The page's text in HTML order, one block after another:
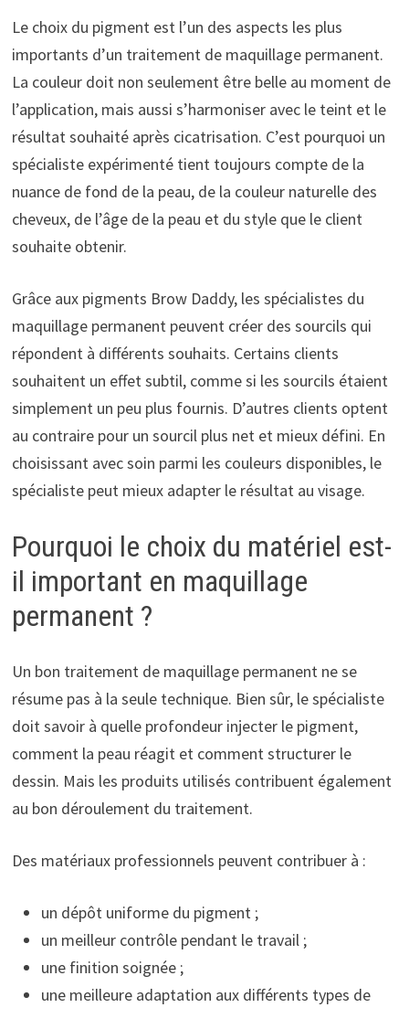
Le choix du pigment est l’un des aspects les plus
importants d’un traitement de maquillage permanent.
La couleur doit non seulement être belle au moment de
l’application, mais aussi s’harmoniser avec le teint et le
résultat souhaité après cicatrisation. C’est pourquoi un
spécialiste expérimenté tient toujours compte de la
nuance de fond de la peau, de la couleur naturelle des
cheveux, de l’âge de la peau et du style que le client
souhaite obtenir.
Grâce aux pigments Brow Daddy, les spécialistes du
maquillage permanent peuvent créer des sourcils qui
répondent à différents souhaits. Certains clients
souhaitent un effet subtil, comme si les sourcils étaient
simplement un peu plus fournis. D’autres clients optent
au contraire pour un sourcil plus net et mieux défini. En
choisissant avec soin parmi les couleurs disponibles, le
spécialiste peut mieux adapter le résultat au visage.
Pourquoi le choix du matériel est-
il important en maquillage
permanent ?
Un bon traitement de maquillage permanent ne se
résume pas à la seule technique. Bien sûr, le spécialiste
doit savoir à quelle profondeur injecter le pigment,
comment la peau réagit et comment structurer le
dessin. Mais les produits utilisés contribuent également
au bon déroulement du traitement.
Des matériaux professionnels peuvent contribuer à :
un dépôt uniforme du pigment ;
un meilleur contrôle pendant le travail ;
une finition soignée ;
une meilleure adaptation aux différents types de